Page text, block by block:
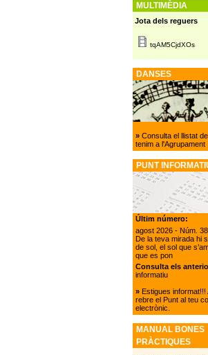
MULTIMÈDIA
Jota dels reguers
tqAM5CjdXOs
DANSES
»Consulta el llistat
tenim a l'Agrupament
PUNT
Últim número:
agost 2026 - Núm.
De la teva mirada hi
de sol, el sol que
que es pon
Consulta els
informatiu
»Estigues informat!!!
rebre el Punt al teu
electrònic.
MANUAL BONES
PRÀCTIQUES